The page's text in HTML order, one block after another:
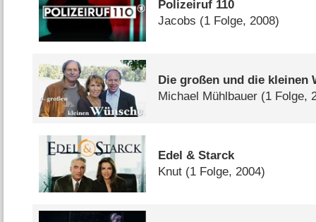
Polizeiruf 110
Jacobs (1 Folge, 2008)
Die großen und die kleinen
Michael Mühlbauer (1 Folge,
Edel & Starck
Knut (1 Folge, 2004)